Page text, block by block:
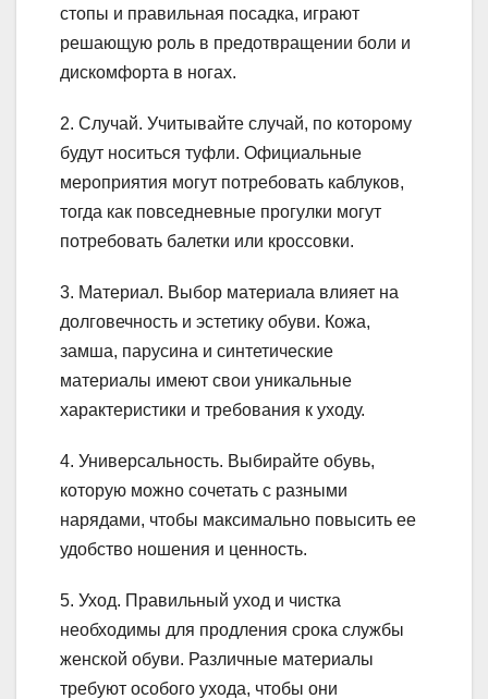
стопы и правильная посадка, играют
решающую роль в предотвращении боли и
дискомфорта в ногах.
2. Случай. Учитывайте случай, по которому
будут носиться туфли. Официальные
мероприятия могут потребовать каблуков,
тогда как повседневные прогулки могут
потребовать балетки или кроссовки.
3. Материал. Выбор материала влияет на
долговечность и эстетику обуви. Кожа,
замша, парусина и синтетические
материалы имеют свои уникальные
характеристики и требования к уходу.
4. Универсальность. Выбирайте обувь,
которую можно сочетать с разными
нарядами, чтобы максимально повысить ее
удобство ношения и ценность.
5. Уход. Правильный уход и чистка
необходимы для продления срока службы
женской обуви. Различные материалы
требуют особого ухода, чтобы они